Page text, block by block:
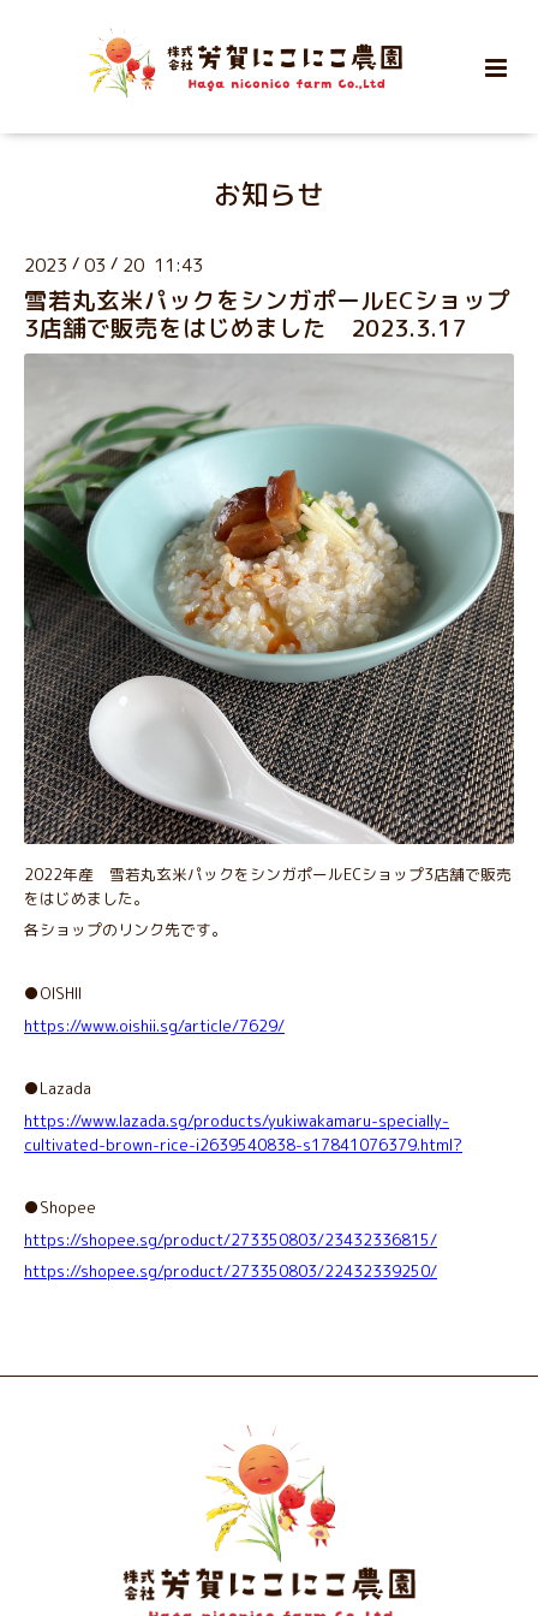
お知らせ
2023 / 03 / 20 11:43
雪若丸玄米パックをシンガポールECショップ
3店舗で販売をはじめました 2023.3.17
2022年産 雪若丸玄米パックをシンガポールECショップ3店舗で販売
をはじめました。
各ショップのリンク先です。
●OISHII
https://www.oishii.sg/article/7629/
●Lazada
https://www.lazada.sg/products/yukiwakamaru-specially-
cultivated-brown-rice-i2639540838-s17841076379.html?
●Shopee
https://shopee.sg/product/273350803/23432336815/
https://shopee.sg/product/273350803/22432339250/